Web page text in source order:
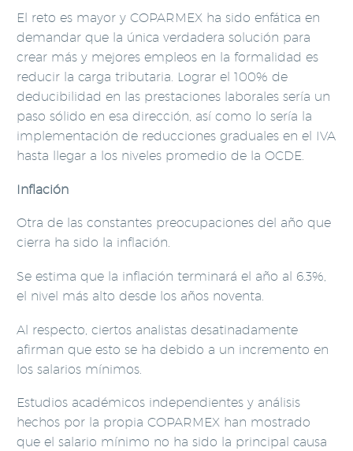
El reto es mayor y COPARMEX ha sido enfática en
demandar que la única verdadera solución para
crear más y mejores empleos en la formalidad es
reducir la carga tributaria. Lograr el 100% de
deducibilidad en las prestaciones laborales sería un
paso sólido en esa dirección, así como lo sería la
implementación de reducciones graduales en el IVA
hasta llegar a los niveles promedio de la OCDE.
Inflación
Otra de las constantes preocupaciones del año que
cierra ha sido la inflación.
Se estima que la inflación terminará el año al 6.3%,
el nivel más alto desde los años noventa.
Al respecto, ciertos analistas desatinadamente
afirman que esto se ha debido a un incremento en
los salarios mínimos.
Estudios académicos independientes y análisis
hechos por la propia COPARMEX han mostrado
que el salario mínimo no ha sido la principal causa